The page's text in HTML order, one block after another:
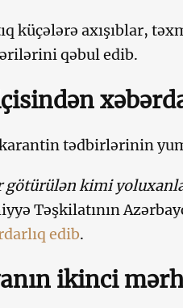
küçələrə axışıblar,
qəbul edib.
tədbirlərinin
kimi
Təşkilatının
edib.
ikinci